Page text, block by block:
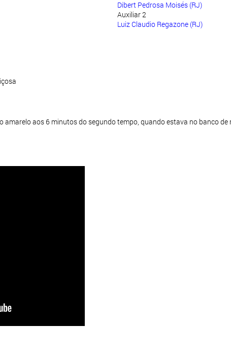
Dibert Pedrosa Moisés (RJ)
Auxiliar 2
Luiz Claudio Regazone (RJ)
amarelo aos 6 minutos do segundo tempo, quando estava no banco